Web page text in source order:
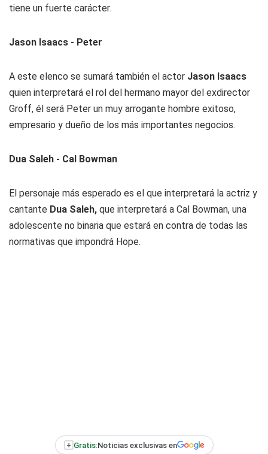
tiene un fuerte carácter.
Jason Isaacs - Peter
A este elenco se sumará también el actor Jason Isaacs
quien interpretará el rol del hermano mayor del exdirector
Groff, él será Peter un muy arrogante hombre exitoso,
empresario y dueño de los más importantes negocios.
Dua Saleh - Cal Bowman
El personaje más esperado es el que interpretará la actriz y
cantante Dua Saleh, que interpretará a Cal Bowman, una
adolescente no binaria que estará en contra de todas las
normativas que impondrá Hope.
+ Gratis:Noticias exclusivas en